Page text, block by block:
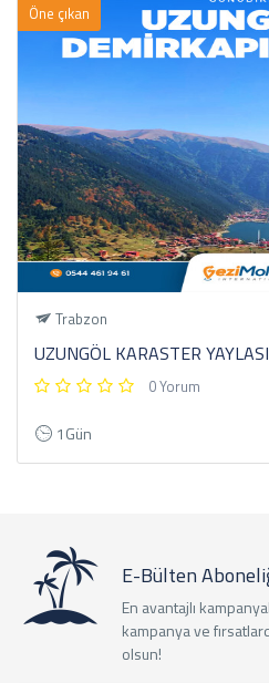
Öne çıkan
Trabzon
UZUNGÖL KARASTER
0 Yorum
1Gün
E-Bülten
En avantajlı
kampanya ve
olsun!